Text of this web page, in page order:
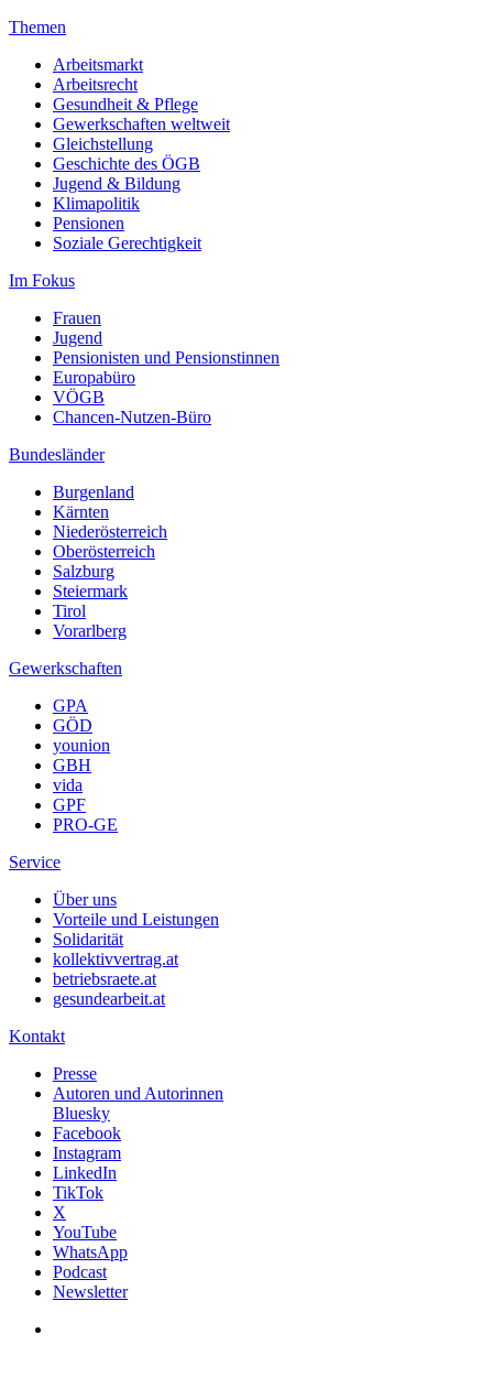
Themen
Arbeitsmarkt
Arbeitsrecht
Gesundheit & Pflege
Gewerkschaften weltweit
Gleichstellung
Geschichte des ÖGB
Jugend & Bildung
Klimapolitik
Pensionen
Soziale Gerechtigkeit
Im Fokus
Frauen
Jugend
Pensionisten und Pensionstinnen
Europabüro
VÖGB
Chancen-Nutzen-Büro
Bundesländer
Burgenland
Kärnten
Niederösterreich
Oberösterreich
Salzburg
Steiermark
Tirol
Vorarlberg
Gewerkschaften
GPA
GÖD
younion
GBH
vida
GPF
PRO-GE
Service
Über uns
Vorteile und Leistungen
Solidarität
kollektivvertrag.at
betriebsraete.at
gesundearbeit.at
Kontakt
Presse
Autoren und Autorinnen
Bluesky
Facebook
Instagram
LinkedIn
TikTok
X
YouTube
WhatsApp
Podcast
Newsletter